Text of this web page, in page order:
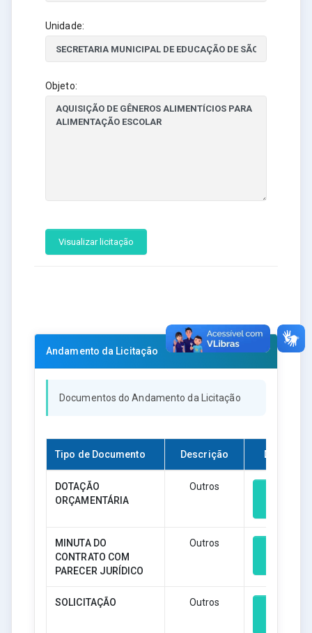
Unidade:
Objeto:
Visualizar licitação
Andamento da Licitação
Documentos do Andamento da Licitação
Tipo de Documento Descrição Download
DOTAÇÃO
ORÇAMENTÁRIA
Outros
MINUTA DO
CONTRATO COM
PARECER JURÍDICO
Outros
SOLICITAÇÃO Outros